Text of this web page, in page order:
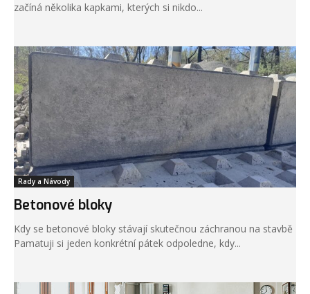
začíná několika kapkami, kterých si nikdo...
Rady a Návody
Betonové bloky
Kdy se betonové bloky stávají skutečnou záchranou na stavbě
Pamatuji si jeden konkrétní pátek odpoledne, kdy...